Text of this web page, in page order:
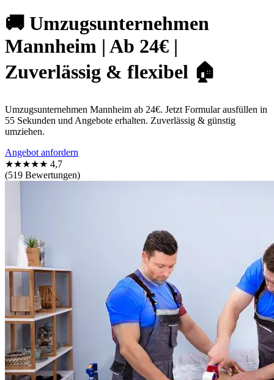
🚚 Umzugsunternehmen
Mannheim | Ab 24€ |
Zuverlässig & flexibel 🏠
Umzugsunternehmen Mannheim ab 24€. Jetzt Formular ausfüllen in
55 Sekunden und Angebote erhalten. Zuverlässig & günstig
umziehen.
Angebot anfordern
★★★★★ 4,7
(519 Bewertungen)